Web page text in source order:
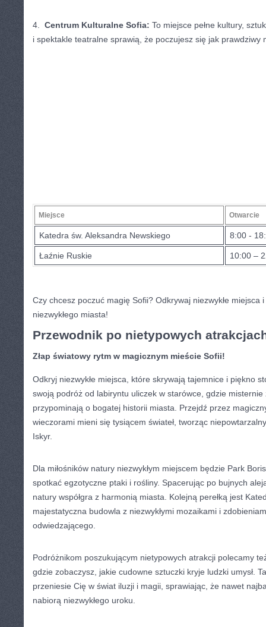
4. ‌ Centrum Kulturalne Sofia: To miejsce pełne‌ kultury,
i spektakle teatralne sprawią, że poczujesz się‍ jak​ prawdziwy
Miejsce Otwarcie
Katedra św. Aleksandra Newskiego 8:00 -‌
Łaźnie Ruskie 10:00 –
Czy ⁢chcesz poczuć magię Sofii? Odkrywaj niezwykłe miejsca
niezwykłego miasta!
Przewodnik po nietypowych
Złap światowy rytm ‌w magicznym mieście ‍Sofii!
Odkryj niezwykłe miejsca, które ⁤skrywają‌ tajemnice i piękno​
swoją podróż od labiryntu ⁣uliczek w starówce, gdzie
przypominają ‍o bogatej historii miasta. Przejdź przez
wieczorami mieni się tysiącem świateł, tworząc⁣
Iskyr.
Dla miłośników natury niezwykłym miejscem będzie Park‌
⁣spotkać‍ egzotyczne ⁣ptaki i​ rośliny. Spacerując ⁣po bujnych‍
natury⁤ współgra z harmonią ⁤miasta. Kolejną perełką jest
⁤majestatyczna budowla z niezwykłymi mozaikami⁢ i
odwiedzającego.
Podróżnikom poszukującym nietypowych atrakcji polecamy
gdzie zobaczysz, jakie cudowne⁢ sztuczki kryje ludzki umysł.
przeniesie Cię ⁤w świat ⁤iluzji i ⁣magii, sprawiając,‌ że nawet
nabiorą niezwykłego uroku.